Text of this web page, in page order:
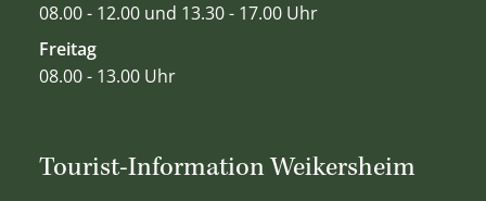
08.00 - 12.00 und 13.30 - 17.00 Uhr
Freitag
08.00 - 13.00 Uhr
Tourist-Information Weikersheim